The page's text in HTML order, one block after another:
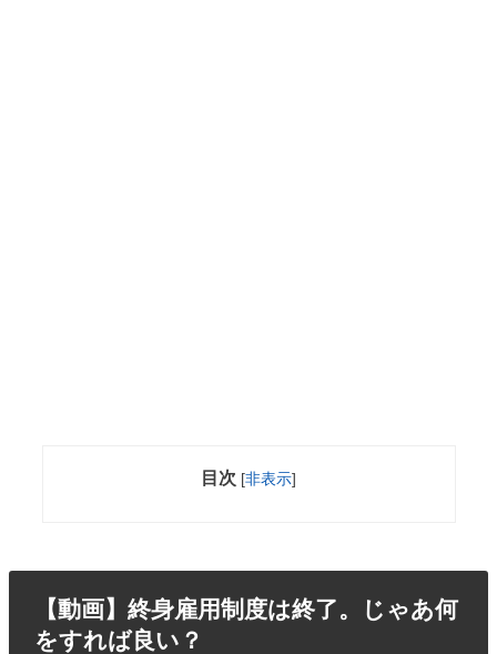
目次 [非表示]
【動画】終身雇用制度は終了。じゃあ何
をすれば良い？